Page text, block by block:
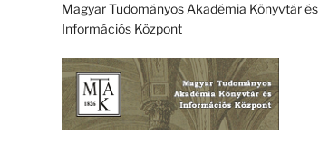
Magyar Tudományos Akadémia Könyvtár és
Információs Központ